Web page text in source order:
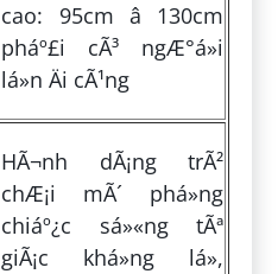
cao: 95cm â 130cm
pháº£i cÃ³ ngÆ°á»i
lá»n Äi cÃ¹ng
HÃ¬nh dÃ¡ng trÃ²
chÆ¡i mÃ´ phá»ng
chiáº¿c sá»«ng tÃª
giÃ¡c khá»ng lá»,